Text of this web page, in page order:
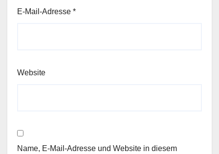
E-Mail-Adresse *
Website
Name, E-Mail-Adresse und Website in diesem